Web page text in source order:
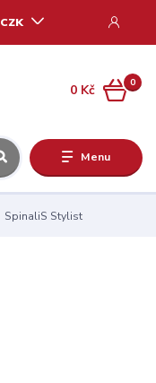
Menu
CZK
0
0 Kč
SpinaliS Stylist